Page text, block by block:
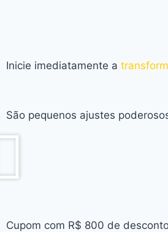
Inicie imediatamente a
São pequenos ajustes
Cupom com R$ 800 de